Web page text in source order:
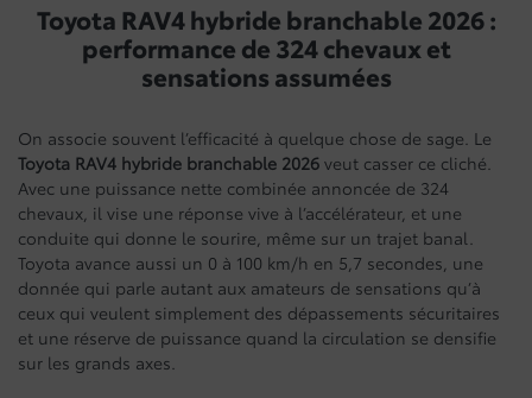
Toyota RAV4 hybride branchable 2026 :
performance de 324 chevaux et
sensations assumées
On associe souvent l’efficacité à quelque chose de sage. Le
Toyota RAV4 hybride branchable 2026 veut casser ce cliché.
Avec une puissance nette combinée annoncée de 324
chevaux, il vise une réponse vive à l’accélérateur, et une
conduite qui donne le sourire, même sur un trajet banal.
Toyota avance aussi un 0 à 100 km/h en 5,7 secondes, une
donnée qui parle autant aux amateurs de sensations qu’à
ceux qui veulent simplement des dépassements sécuritaires
et une réserve de puissance quand la circulation se densifie
sur les grands axes.